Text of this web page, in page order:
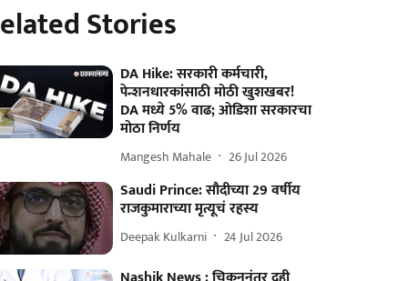
Stories
DA Hike: सरकारी कर्मचारी,
पेन्शनधारकांसाठी मोठी खुशखबर!
DA मध्ये 5% वाढ; ओडिशा सरकारचा
मोठा निर्णय
Mangesh Mahale 26 Jul 2026
Saudi Prince: सौदीच्या 29 वर्षीय
राजकुमाराच्या मृत्यूचं रहस्य
Deepak Kulkarni 24 Jul 2026